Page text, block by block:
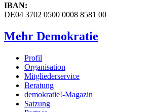
IBAN:
DE04 3702 0500 0008 8581 00
Mehr Demokratie
Profil
Organisation
Mitgliederservice
Beratung
demokratie!-Magazin
Satzung